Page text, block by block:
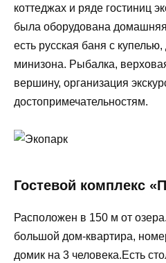
коттеджах и ряде гостиниц
была оборудована
есть русская баня с
минизона. Рыбалка,
вершину, организация
достопримечательностям.
Гостевой комплекс
Расположен в 150 м от
большой дом-квартира,
домик на 3 человека.Есть